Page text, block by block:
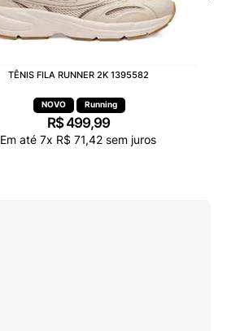
TÊNIS FILA RUNNER 2K 1395582
Running
R$499,99
Em até 7x R$ 71,42 sem juros